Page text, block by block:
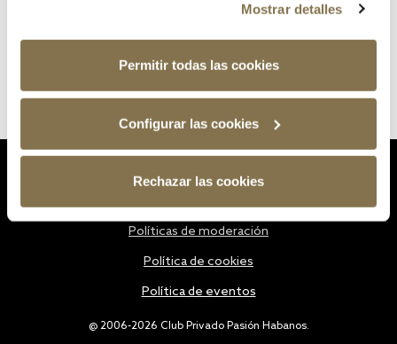
Mostrar detalles
Permitir todas las cookies
Configurar las cookies
Rechazar las cookies
@ 2006-2026 Club Privado Pasión Habanos.
Políticas de moderación
Política de cookies
Política de eventos